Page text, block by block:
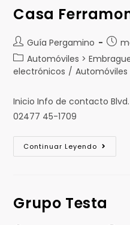
Casa
Guía Pergamino
Automóviles >
electrónicos / Automóviles
Inicio Info de contacto
02477 45-1709
Continuar Leyendo
Grupo Testa